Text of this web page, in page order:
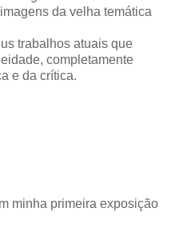
da velha temática
trabalhos atuais que
completamente
e da crítica.
minha primeira exposição